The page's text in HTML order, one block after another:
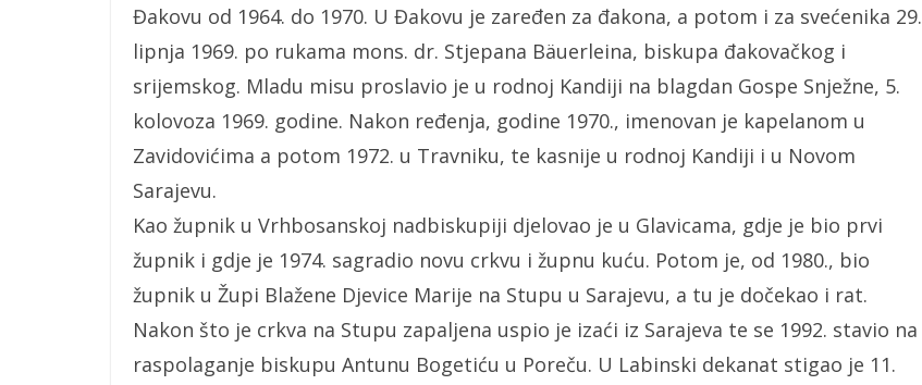
Đakovu od 1964. do 1970. U Đakovu je zaređen za đakona, a potom i za svećenika 29.
lipnja 1969. po rukama mons. dr. Stjepana Bäuerleina, biskupa đakovačkog i
srijemskog. Mladu misu proslavio je u rodnoj Kandiji na blagdan Gospe Snježne, 5.
kolovoza 1969. godine. Nakon ređenja, godine 1970., imenovan je kapelanom u
Zavidovićima a potom 1972. u Travniku, te kasnije u rodnoj Kandiji i u Novom
Sarajevu.
Kao župnik u Vrhbosanskoj nadbiskupiji djelovao je u Glavicama, gdje je bio prvi
župnik i gdje je 1974. sagradio novu crkvu i župnu kuću. Potom je, od 1980., bio
župnik u Župi Blažene Djevice Marije na Stupu u Sarajevu, a tu je dočekao i rat.
Nakon što je crkva na Stupu zapaljena uspio je izaći iz Sarajeva te se 1992. stavio na
raspolaganje biskupu Antunu Bogetiću u Poreču. U Labinski dekanat stigao je 11.